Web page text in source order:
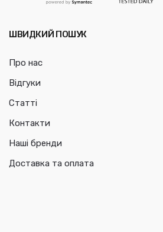
ШВИДКИЙ ПОШУК
Про нас
Відгуки
Статті
Контакти
Наші бренди
Доставка та оплата